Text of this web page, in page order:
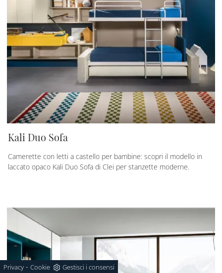
Kali Duo Sofa
Camerette con letti a castello per bambine: scopri il modello in
laccato opaco Kali Duo Sofa di Clei per stanzette moderne.
Privacy - Cookie Gestisci i consensi